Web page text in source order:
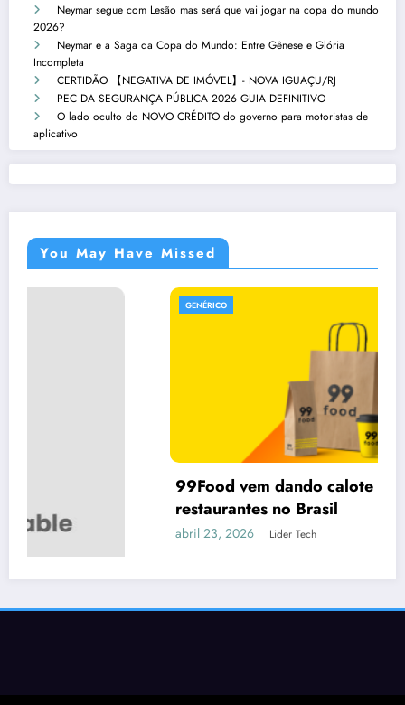
Neymar segue com Lesão mas será que vai jogar na copa do mundo
2026?
Neymar e a Saga da Copa do Mundo: Entre Gênese e Glória
Incompleta
CERTIDÃO 【NEGATIVA DE IMÓVEL】- NOVA IGUAÇU/RJ
PEC DA SEGURANÇA PÚBLICA 2026 GUIA DEFINITIVO
O lado oculto do NOVO CRÉDITO do governo para motoristas de
aplicativo
You May Have Missed
99Food vem dando calote em vários
restaurantes no Brasil
abril 23, 2026 Lider Tech